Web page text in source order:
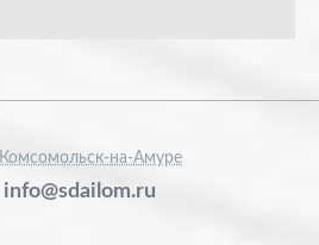
Комсомольск-на-Амуре
info@sdailom.ru